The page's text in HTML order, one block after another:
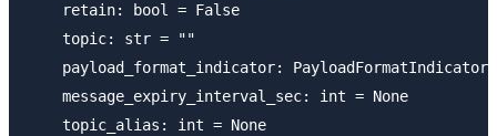
    retain: bool = False
    topic: str = ""
payload_format_indicator: PayloadFormatIndicator
    message_expiry_interval_sec: int = None
    topic_alias: int = None